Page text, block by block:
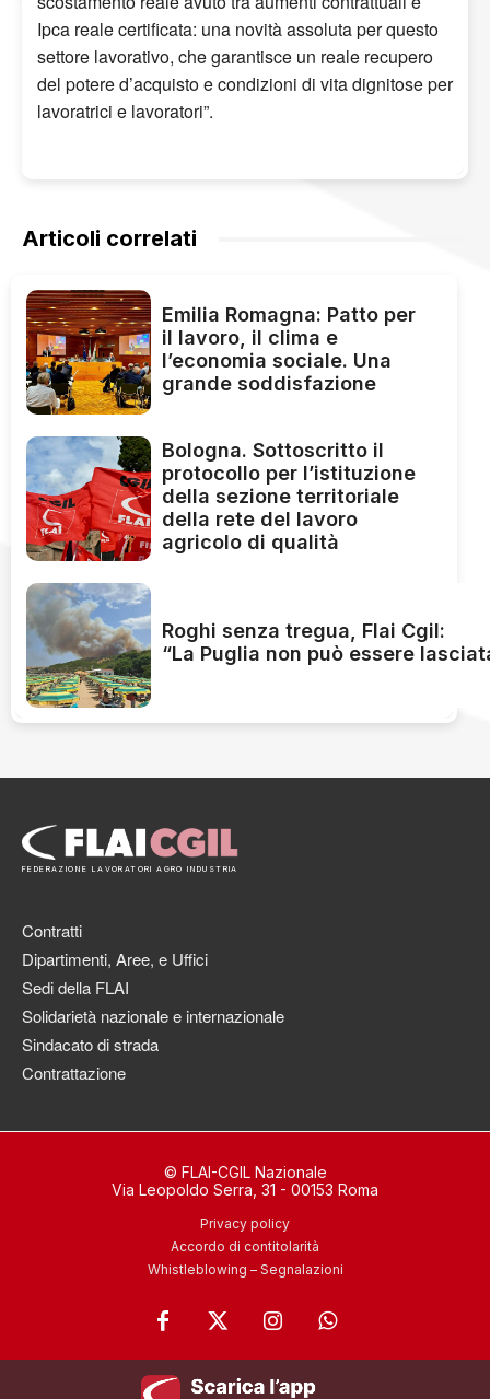
Ipca reale certificata: una novità assoluta per questo
settore lavorativo, che garantisce un reale recupero
del potere d’acquisto e condizioni di vita dignitose per
lavoratrici e lavoratori”.
Articoli correlati
Emilia Romagna: Patto per
il lavoro, il clima e
l’economia sociale. Una
grande soddisfazione
Bologna. Sottoscritto il
protocollo per l’istituzione
della sezione territoriale
della rete del lavoro
agricolo di qualità
Roghi senza tregua, Flai Cgil:
“La Puglia non può essere
FEDERAZIONE LAVORATORI AGRO INDUSTRIA
Contratti
Dipartimenti, Aree, e Uffici
Sedi della FLAI
Solidarietà nazionale e internazionale
Sindacato di strada
Contrattazione
© FLAI-CGIL Nazionale
Via Leopoldo Serra, 31 - 00153 Roma
Privacy policy
Accordo di contitolarità
Whistleblowing – Segnalazioni